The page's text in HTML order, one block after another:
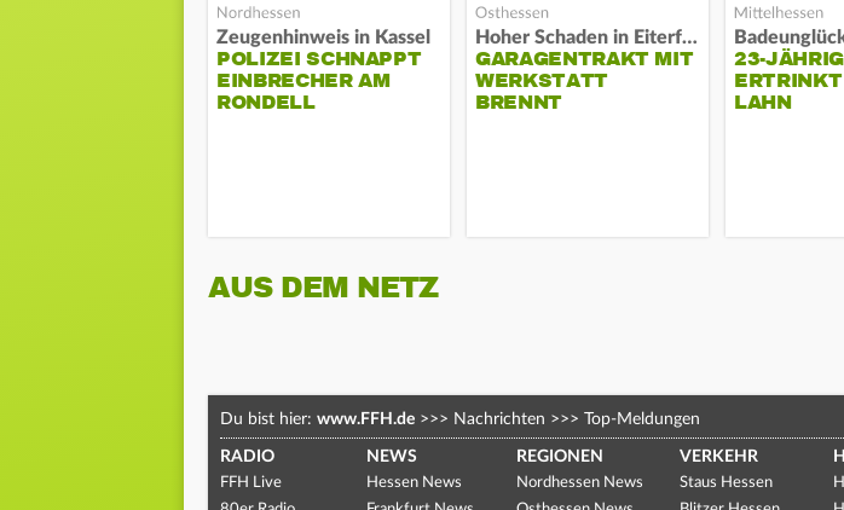
Zeugenhinweis in Kassel
POLIZEI SCHNAPPT
EINBRECHER AM
RONDELL
Hoher Schaden in Eiterfeld
GARAGENTRAKT MIT
WERKSTATT
BRENNT
23-
LAHN
AUS DEM NETZ
Du bist hier: www.FFH.de >>> Nachrichten >>> Top-Meldungen
RADIO
FFH Live
NEWS
Hessen News
REGIONEN
Nordhessen News
VERKEHR
Staus Hessen